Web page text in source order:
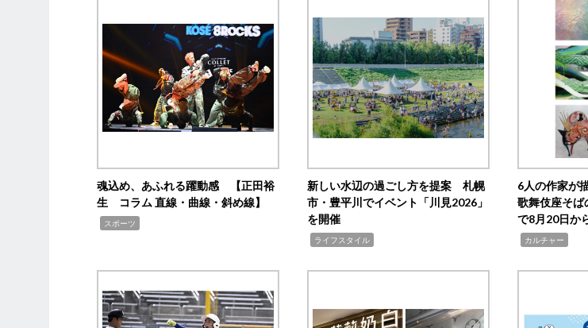
魂込め、あふれる躍動感 【正田裕
生 コラム 直線・曲線・斜め線】
スポーツ
新しい水辺の過ごし方を提案 札幌
市・豊平川でイベント「川見2026」
を開催
ライフスタイル
6人の作家が
歌舞伎座そば
で8月20日か
カルチャー